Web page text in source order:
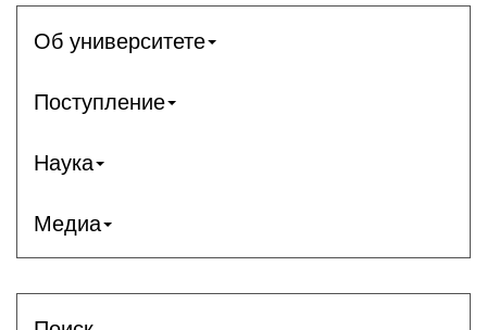
Об университете
Поступление
Наука
Медиа